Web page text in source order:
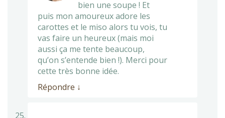
bien une soupe ! Et
puis mon amoureux adore les
carottes et le miso alors tu vois, tu
vas faire un heureux (mais moi
aussi ça me tente beaucoup,
qu’on s’entende bien !). Merci pour
cette très bonne idée.
Répondre ↓